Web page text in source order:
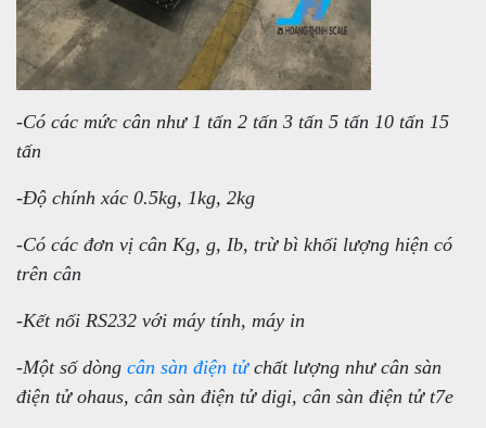
-Có các mức cân như 1 tấn 2 tấn 3 tấn 5 tấn 10 tấn 15
tấn
-Độ chính xác 0.5kg, 1kg, 2kg
-Có các đơn vị cân Kg, g, Ib, trừ bì khối lượng hiện có
trên cân
-Kết nối RS232 với máy tính, máy in
-Một số dòng cân sàn điện tửchất lượng như cân sàn
điện tử ohaus, cân sàn điện tử digi, cân sàn điện tử t7e